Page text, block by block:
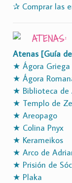
✰ Comprar las
ATENAS:
Atenas [Guía
★ Ágora Griega
★ Ágora
★ Biblioteca de
★ Templo de
★ Areopago
★ Colina Pnyx
★ Kerameikos
★ Arco de
★ Prisión de
★ Plaka